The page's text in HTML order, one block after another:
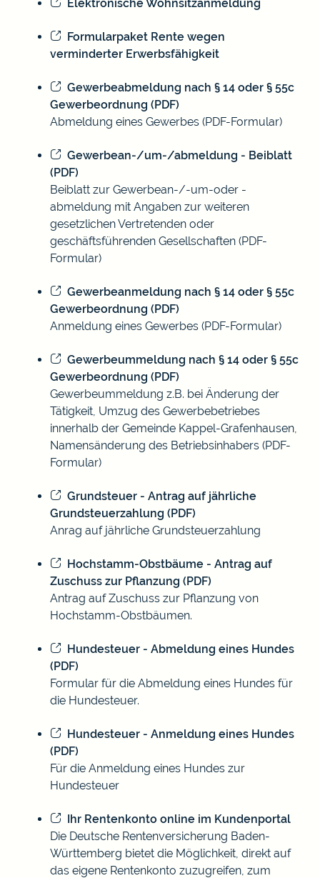
Elektronische Wohnsitzanmeldung
Formularpaket Rente wegen
verminderter Erwerbsfähigkeit
Gewerbeabmeldung nach § 14 oder § 55c
Gewerbeordnung (PDF)
Abmeldung eines Gewerbes (PDF-Formular)
Gewerbean-/um-/abmeldung - Beiblatt
(PDF)
Beiblatt zur Gewerbean-/-um-oder -
abmeldung mit Angaben zur weiteren
gesetzlichen Vertretenden oder
geschäftsführenden Gesellschaften (PDF-
Formular)
Gewerbeanmeldung nach § 14 oder § 55c
Gewerbeordnung (PDF)
Anmeldung eines Gewerbes (PDF-Formular)
Gewerbeummeldung nach § 14 oder § 55c
Gewerbeordnung (PDF)
Gewerbeummeldung z.B. bei Änderung der
Tätigkeit, Umzug des Gewerbebetriebes
innerhalb der Gemeinde Kappel-Grafenhausen,
Namensänderung des Betriebsinhabers (PDF-
Formular)
Grundsteuer - Antrag auf jährliche
Grundsteuerzahlung (PDF)
Anrag auf jährliche Grundsteuerzahlung
Hochstamm-Obstbäume - Antrag auf
Zuschuss zur Pflanzung (PDF)
Antrag auf Zuschuss zur Pflanzung von
Hochstamm-Obstbäumen.
Hundesteuer - Abmeldung eines Hundes
(PDF)
Formular für die Abmeldung eines Hundes für
die Hundesteuer.
Hundesteuer - Anmeldung eines Hundes
(PDF)
Für die Anmeldung eines Hundes zur
Hundesteuer
Ihr Rentenkonto online im Kundenportal
Die Deutsche Rentenversicherung Baden-
Württemberg bietet die Möglichkeit, direkt auf
das eigene Rentenkonto zuzugreifen, zum